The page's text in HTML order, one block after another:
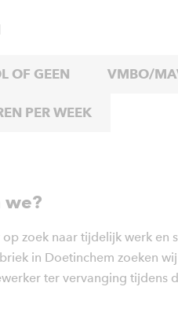
OF GEEN VMBO/
PER WEEK
we?
op zoek naar tijdelijk werk en
in Doetinchem zoeken
ter vervanging tijdens